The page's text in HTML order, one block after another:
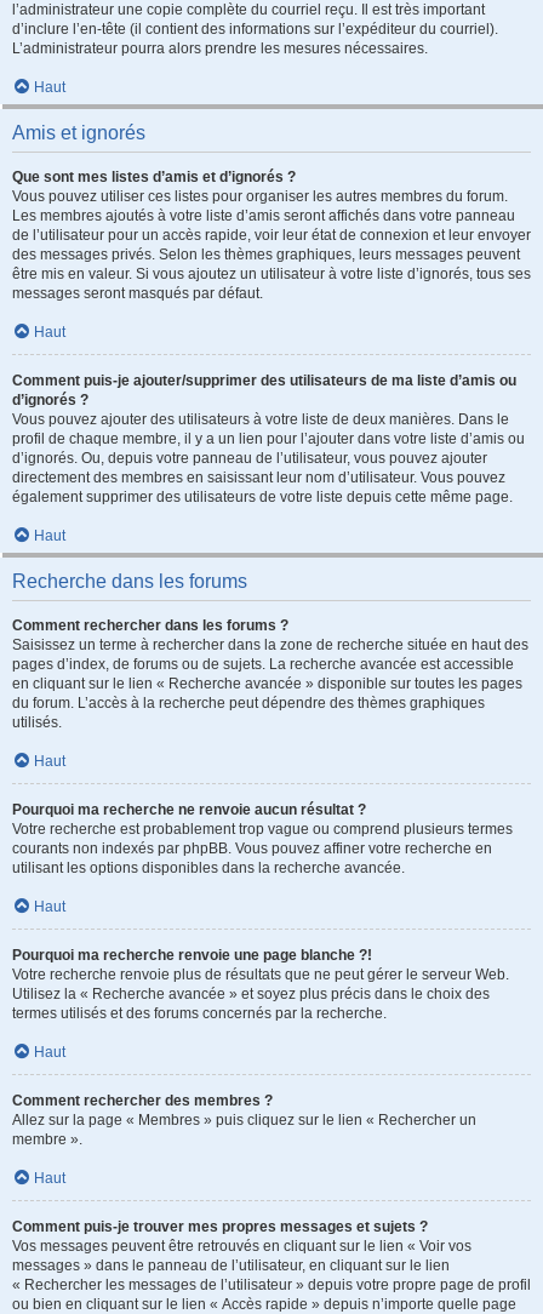
l’administrateur une copie complète du courriel reçu. Il est très important
d’inclure l’en-tête (il contient des informations sur l’expéditeur du courriel).
L’administrateur pourra alors prendre les mesures nécessaires.
Haut
Amis et ignorés
Que sont mes listes d’amis et d’ignorés ?
Vous pouvez utiliser ces listes pour organiser les autres membres du forum.
Les membres ajoutés à votre liste d’amis seront affichés dans votre panneau
de l’utilisateur pour un accès rapide, voir leur état de connexion et leur envoyer
des messages privés. Selon les thèmes graphiques, leurs messages peuvent
être mis en valeur. Si vous ajoutez un utilisateur à votre liste d’ignorés, tous ses
messages seront masqués par défaut.
Haut
Comment puis-je ajouter/supprimer des utilisateurs de ma liste d’amis ou
d’ignorés ?
Vous pouvez ajouter des utilisateurs à votre liste de deux manières. Dans le
profil de chaque membre, il y a un lien pour l’ajouter dans votre liste d’amis ou
d’ignorés. Ou, depuis votre panneau de l’utilisateur, vous pouvez ajouter
directement des membres en saisissant leur nom d’utilisateur. Vous pouvez
également supprimer des utilisateurs de votre liste depuis cette même page.
Haut
Recherche dans les forums
Comment rechercher dans les forums ?
Saisissez un terme à rechercher dans la zone de recherche située en haut des
pages d’index, de forums ou de sujets. La recherche avancée est accessible
en cliquant sur le lien « Recherche avancée » disponible sur toutes les pages
du forum. L’accès à la recherche peut dépendre des thèmes graphiques
utilisés.
Haut
Pourquoi ma recherche ne renvoie aucun résultat ?
Votre recherche est probablement trop vague ou comprend plusieurs termes
courants non indexés par phpBB. Vous pouvez affiner votre recherche en
utilisant les options disponibles dans la recherche avancée.
Haut
Pourquoi ma recherche renvoie une page blanche ?!
Votre recherche renvoie plus de résultats que ne peut gérer le serveur Web.
Utilisez la « Recherche avancée » et soyez plus précis dans le choix des
termes utilisés et des forums concernés par la recherche.
Haut
Comment rechercher des membres ?
Allez sur la page « Membres » puis cliquez sur le lien « Rechercher un
membre ».
Haut
Comment puis-je trouver mes propres messages et sujets ?
Vos messages peuvent être retrouvés en cliquant sur le lien « Voir vos
messages » dans le panneau de l’utilisateur, en cliquant sur le lien
« Rechercher les messages de l’utilisateur » depuis votre propre page de profil
ou bien en cliquant sur le lien « Accès rapide » depuis n’importe quelle page